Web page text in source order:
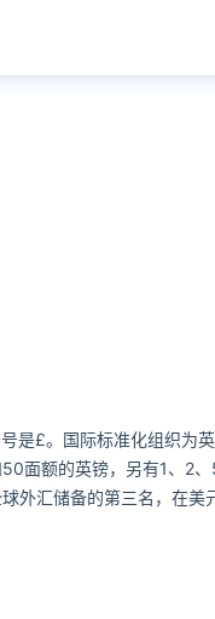
是£。国际标准化组织为
面额的英镑，另有1、2
外汇储备的第三名，在美